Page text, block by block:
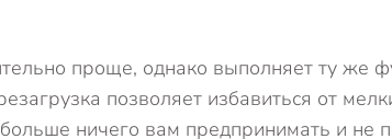
проще, однако выполняет ту же
позволяет избавиться от
ничего вам предпринимать и не